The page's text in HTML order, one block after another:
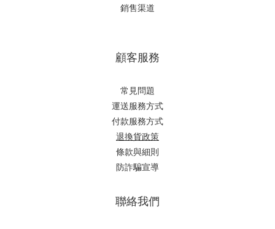
銷售渠道
顧客服務
常見問題
運送服務方式
付款服務方式
退換貨政策
條款與細則
防詐騙宣導
聯絡我們